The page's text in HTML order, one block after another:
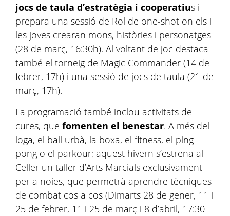
jocs de taula d’estratègia i cooperatius i
prepara una sessió de Rol de one-shot on els i
les joves crearan mons, històries i personatges
(28 de març, 16:30h). Al voltant de joc destaca
també el torneig de Magic Commander (14 de
febrer, 17h) i una sessió de jocs de taula (21 de
març, 17h).
La programació també inclou activitats de
cures, que fomenten el benestar. A més del
ioga, el ball urbà, la boxa, el fitness, el ping-
pong o el parkour; aquest hivern s’estrena al
Celler un taller d’Arts Marcials exclusivament
per a noies, que permetrà aprendre tècniques
de combat cos a cos (Dimarts 28 de gener, 11 i
25 de febrer, 11 i 25 de març i 8 d’abril, 17:30